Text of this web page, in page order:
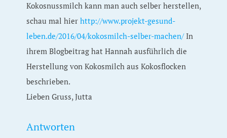
Kokosnussmilch kann man auch selber herstellen,
schau mal hierhttp://www.projekt-gesund-
leben.de/2016/04/kokosmilch-selber-machen/In
ihrem Blogbeitrag hat Hannah ausführlich die
Herstellung von Kokosmilch aus Kokosflocken
beschrieben.
Lieben Gruss, Jutta
Antworten